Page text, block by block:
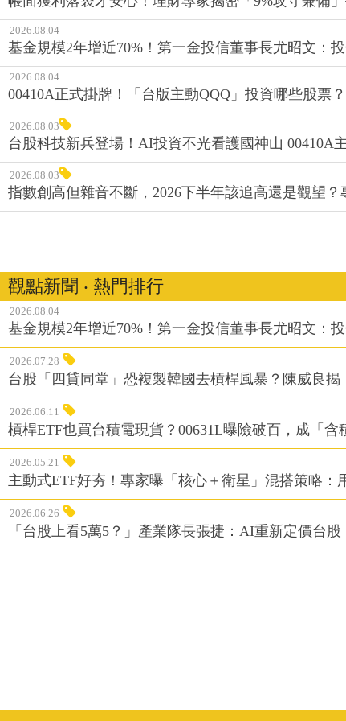
2026.08.04
基金規模2年增近70%！第一金投信董事長尤昭文：
2026.08.04
00410A正式掛牌！「台版主動QQQ」投資哪些股票
2026.08.03
台股科技新兵登場！AI投資不光看護國神山 00410A
2026.08.03
指數創高但雜音不斷，2026下半年該追高還是觀望
觀點新聞 ‧ 熱門排行
2026.08.04
基金規模2年增近70%！第一金投信董事長尤昭文：
2026.07.28
台股「四貸同堂」恐複製韓國去槓桿風暴？陳威良揭
2026.06.11
槓桿ETF也買台積電現貨？00631L曝險破百，成「含
2026.05.21
主動式ETF好夯！專家曝「核心＋衛星」混搭策略：
2026.06.26
「台股上看5萬5？」產業隊長張捷：AI重新定價台